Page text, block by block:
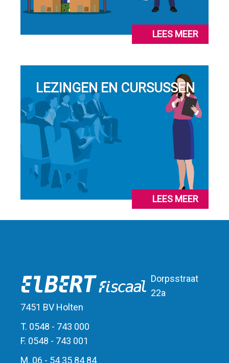
LEES MEER
LEZINGEN EN CURSUSSEN
LEES MEER
Dorpsstraat
22a
7451 BV Holten
T. 0548 - 743 000
F. 0548 - 743 001
M. 06 - 54 35 84 84